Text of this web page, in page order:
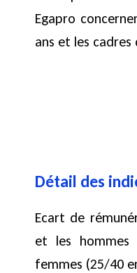
Egapro
ans et les cadres
Détail des
Ecart de
et les hommes
femmes (25/40